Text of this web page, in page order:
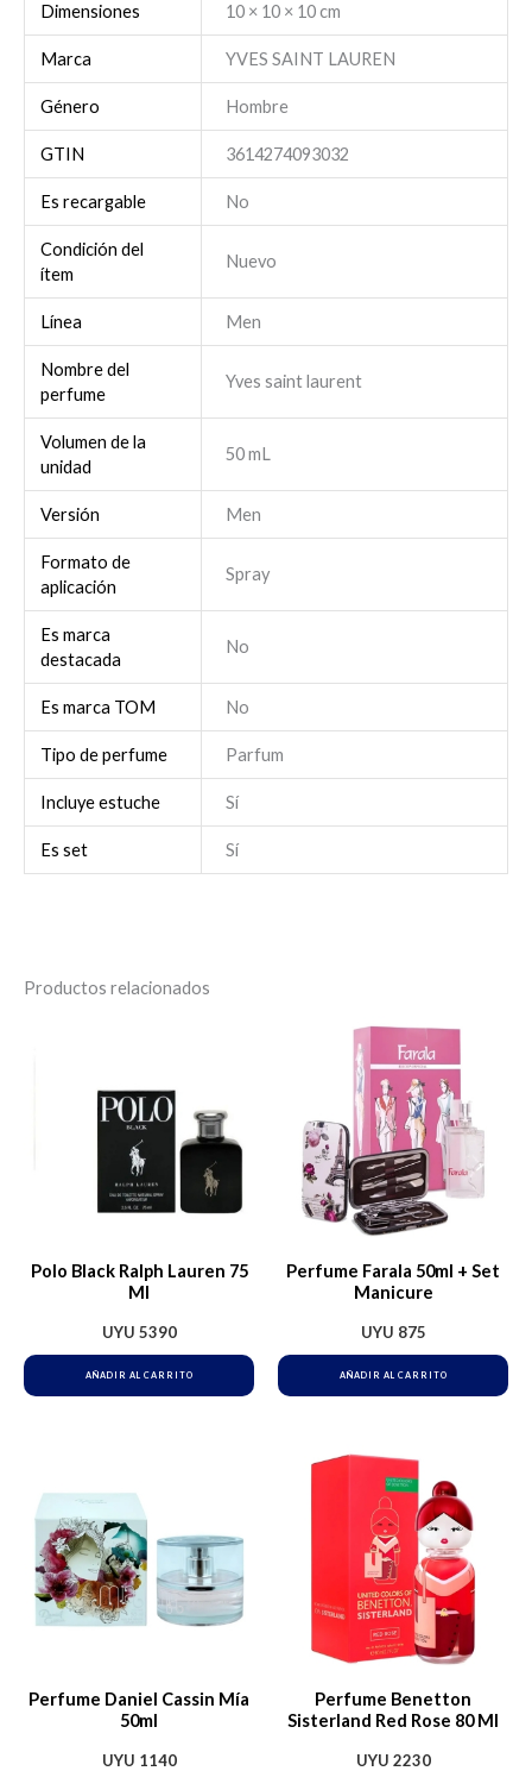
Dimensiones 10 × 10 × 10 cm
Marca YVES SAINT LAUREN
Género Hombre
GTIN 3614274093032
Es recargable No
Condición del
ítem
Nuevo
Línea Men
Nombre del
perfume
Yves saint laurent
Volumen de la
unidad
50 mL
Versión Men
Formato de
aplicación
Spray
Es marca
destacada
No
Es marca TOM No
Tipo de perfume Parfum
Incluye estuche Sí
Es set Sí
Productos relacionados
Polo Black Ralph Lauren 75
Ml
UYU 5390
AÑADIR AL CARRITO
Perfume Farala 50ml + Set
Manicure
UYU 875
AÑADIR AL CARRITO
Perfume Daniel Cassin Mía
50ml
UYU 1140
Perfume Benetton
Sisterland Red Rose 80 Ml
UYU 2230